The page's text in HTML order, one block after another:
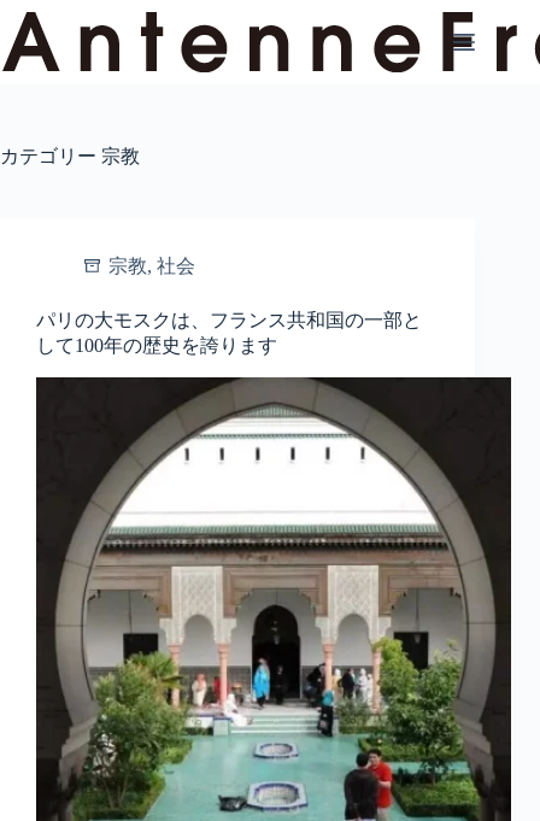
ン
テ
ス
カテゴリー 宗教
宗教, 社会
パリの大モスクは、フランス共和国の一部と
して100年の歴史を誇ります